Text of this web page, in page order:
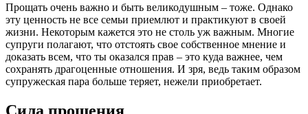
Прощать очень важно и быть великодушным – тоже. Однако
эту ценность не все семьи приемлют и практикуют в своей
жизни. Некоторым кажется это не столь уж важным. Многие
супруги полагают, что отстоять свое собственное мнение и
доказать всем, что ты оказался прав – это куда важнее, чем
сохранять драгоценные отношения. И зря, ведь таким образом
супружеская пара больше теряет, нежели приобретает.
Сила прощения